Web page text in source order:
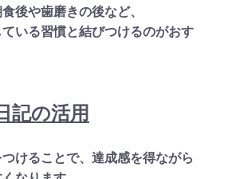
後や歯磨きの後など、
ている習慣と結びつけるのがおす
記の活用
けることで、達成感を得ながら